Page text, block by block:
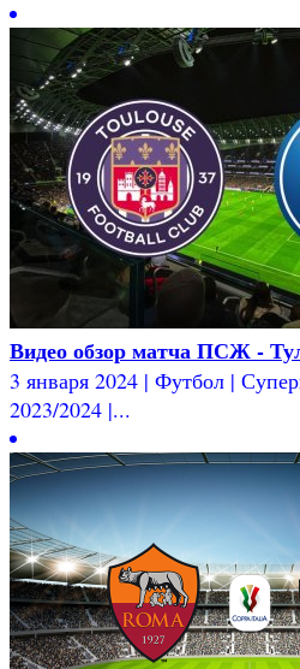
Видео обзор матча ПСЖ -
3 января 2024 | Футбол |
2023/2024 |...